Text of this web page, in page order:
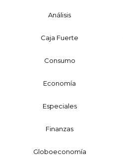
Análisis
Caja Fuerte
Consumo
Economía
Especiales
Finanzas
Globoeconomía